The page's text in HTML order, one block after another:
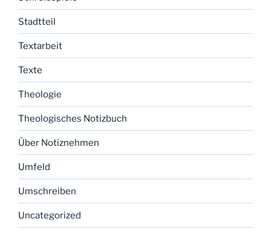
Stadtteil
Textarbeit
Texte
Theologie
Theologisches Notizbuch
Über Notiznehmen
Umfeld
Umschreiben
Uncategorized